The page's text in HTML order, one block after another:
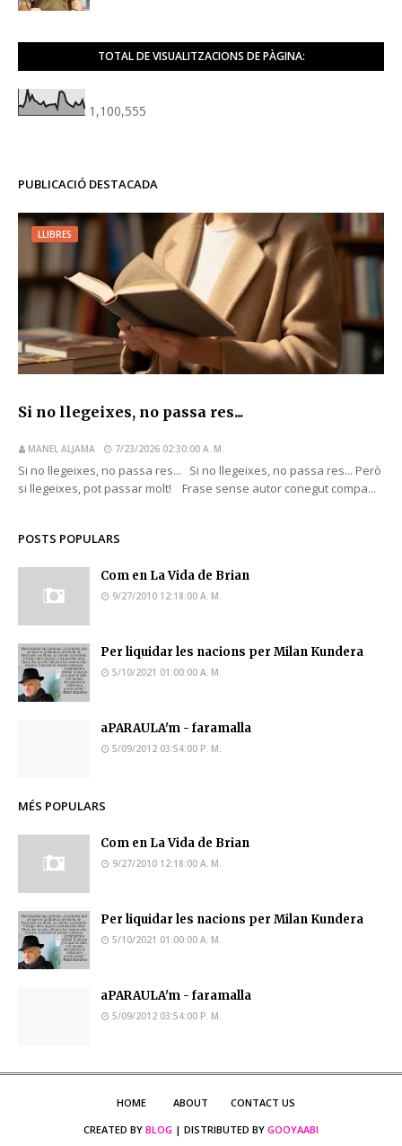
TOTAL DE VISUALITZACIONS DE PÀGINA:
1,100,555
PUBLICACIÓ DESTACADA
LLIBRES
Si no llegeixes, no passa res...
MANEL ALJAMA 7/23/2026 02:30:00 A. M.
Si no llegeixes, no passa res... Si no llegeixes, no passa res... Però
si llegeixes, pot passar molt! Frase sense autor conegut compa...
POSTS POPULARS
Com en La Vida de Brian
9/27/2010 12:18:00 A. M.
Per liquidar les nacions per Milan Kundera
5/10/2021 01:00:00 A. M.
aPARAULA'm - faramalla
5/09/2012 03:54:00 P. M.
MÉS POPULARS
Com en La Vida de Brian
9/27/2010 12:18:00 A. M.
Per liquidar les nacions per Milan Kundera
5/10/2021 01:00:00 A. M.
aPARAULA'm - faramalla
5/09/2012 03:54:00 P. M.
HOME ABOUT
CONTACT US
CREATED BY BLOG | DISTRIBUTED BY GOOYAABI